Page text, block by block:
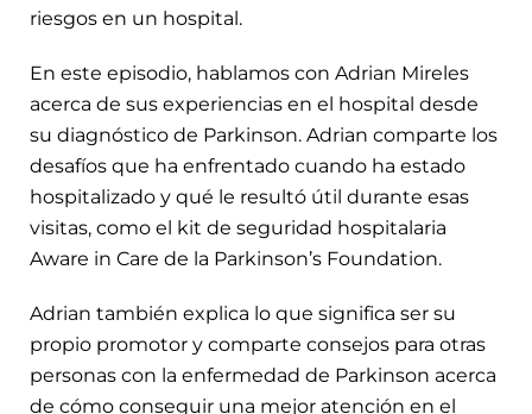
riesgos en un hospital.
En este episodio, hablamos con Adrian Mireles
acerca de sus experiencias en el hospital desde
su diagnóstico de Parkinson. Adrian comparte los
desafíos que ha enfrentado cuando ha estado
hospitalizado y qué le resultó útil durante esas
visitas, como el kit de seguridad hospitalaria
Aware in Care de la Parkinson’s Foundation.
Adrian también explica lo que significa ser su
propio promotor y comparte consejos para otras
personas con la enfermedad de Parkinson acerca
de cómo conseguir una mejor atención en el